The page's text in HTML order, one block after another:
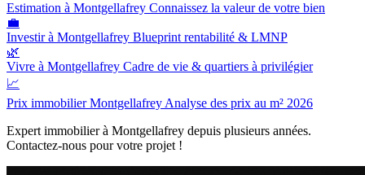
Estimation à Montgellafrey Connaissez la valeur de votre bien
💼
Investir à Montgellafrey Blueprint rentabilité & LMNP
🌿
Vivre à Montgellafrey Cadre de vie & quartiers à privilégier
📈
Prix immobilier Montgellafrey Analyse des prix au m² 2026
Expert immobilier à Montgellafrey depuis plusieurs années.
Contactez-nous pour votre projet !